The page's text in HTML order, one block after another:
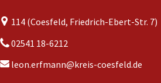
114 (Coesfeld, Friedrich-Ebert-Str. 7)
02541 18-6212
leon.erfmann@kreis-coesfeld.de